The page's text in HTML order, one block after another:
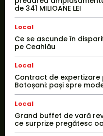
de 341 MILIOANE LEI
Local
Ce se ascunde în
pe Ceahlău
Local
Contract de expertizare
Botoșani: pași spre
Local
Grand buffet de vară
ce surprize pregătesc